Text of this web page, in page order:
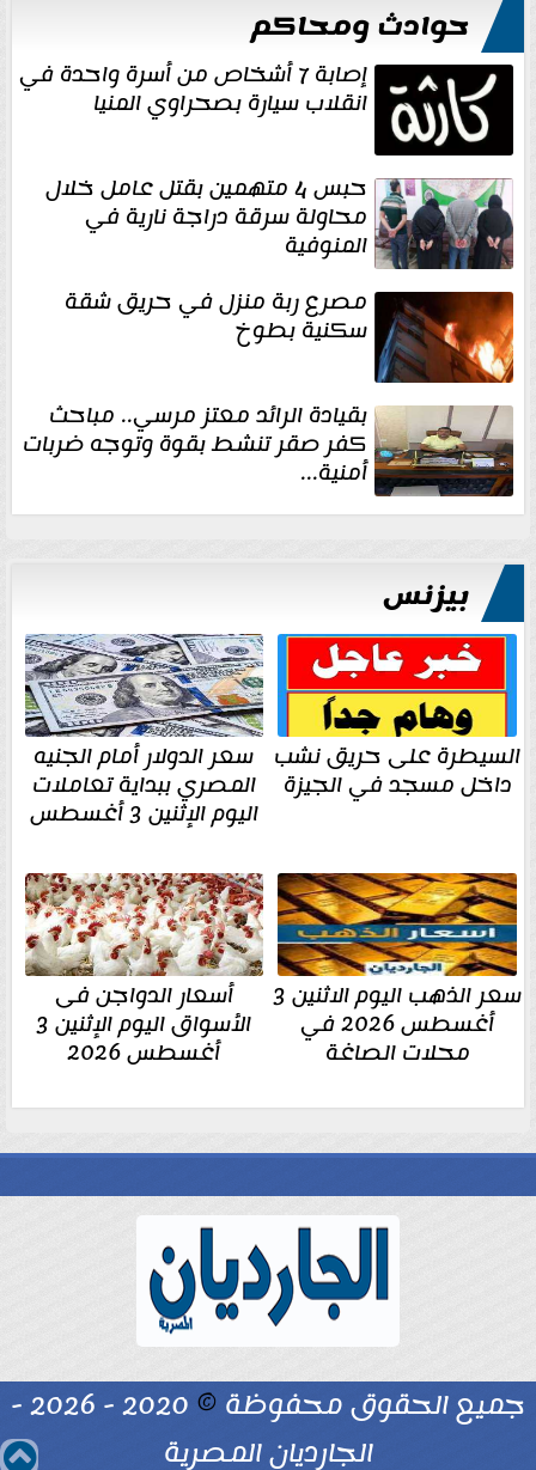
حوادث ومحاكم
إصابة 7 أشخاص من أسرة واحدة في
انقلاب سيارة بصحراوي المنيا
حبس 4 متهمين بقتل عامل خلال
محاولة سرقة دراجة نارية في
المنوفية
مصرع ربة منزل في حريق شقة
سكنية بطوخ
بقيادة الرائد معتز مرسي.. مباحث
كفر صقر تنشط بقوة وتوجه ضربات
أمنية...
بيزنس
السيطرة على حريق نشب
داخل مسجد في الجيزة
سعر الدولار أمام الجنيه
المصري ببداية تعاملات
اليوم الإثنين 3 أغسطس
سعر الذهب اليوم الاثنين 3
أغسطس 2026 في
محلات الصاغة
أسعار الدواجن فى
الأسواق اليوم الإثنين 3
أغسطس 2026
جميع الحقوق محفوظة ©
2020 - 2026 -
الجارديان المصرية